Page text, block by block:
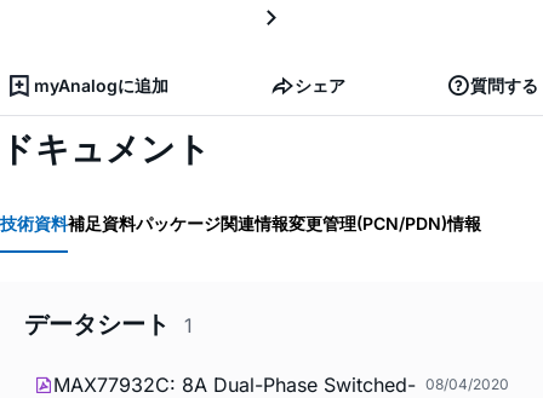
myAnalogに追加 シェア 質問する
ドキュメント
技術資料補足資料パッケージ関連情報変更管理(PCN/PDN)情報
データシート 1
MAX77932C: 8A Dual-Phase Switched- 08/04/2020